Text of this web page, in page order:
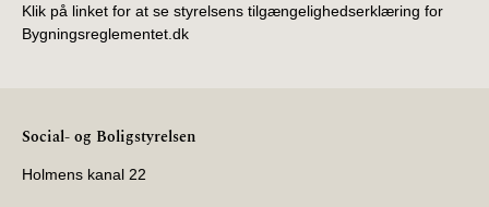
BR15 (2015-2018)
Klik på linket for at se styrelsens tilgængelighedserklæring for
Bygningsreglementet.dk
Social- og Boligstyrelsen
Holmens kanal 22